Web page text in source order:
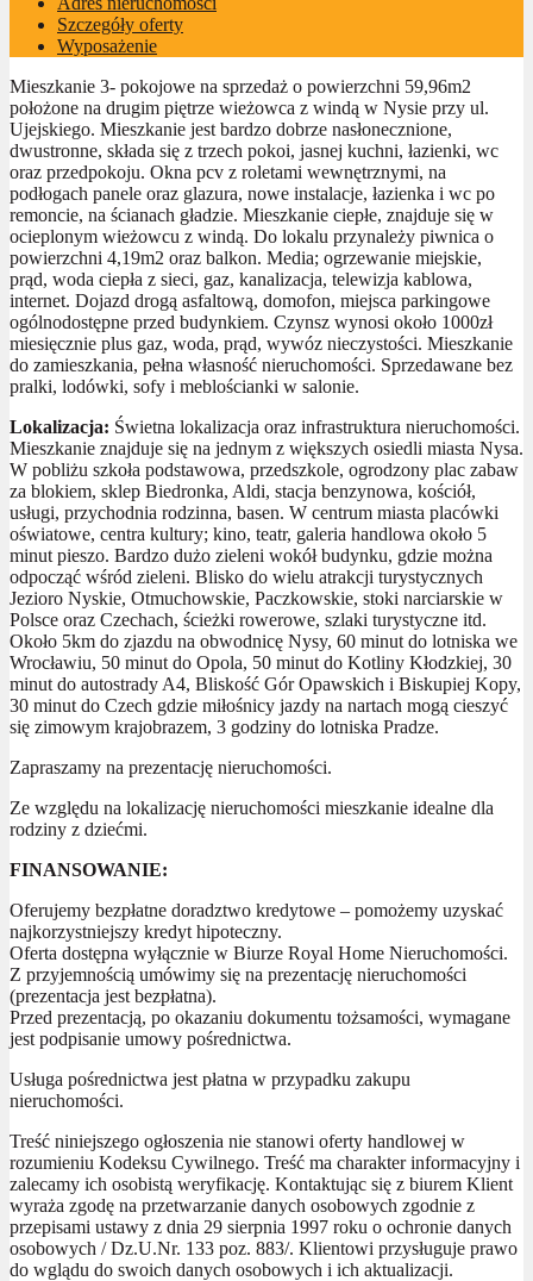
Szczegóły oferty
Wyposażenie
Mieszkanie 3- pokojowe na sprzedaż o powierzchni 59,96m2
położone na drugim piętrze wieżowca z windą w Nysie przy ul.
Ujejskiego. Mieszkanie jest bardzo dobrze nasłonecznione,
dwustronne, składa się z trzech pokoi, jasnej kuchni, łazienki, wc
oraz przedpokoju. Okna pcv z roletami wewnętrznymi, na
podłogach panele oraz glazura, nowe instalacje, łazienka i wc po
remoncie, na ścianach gładzie. Mieszkanie ciepłe, znajduje się w
ocieplonym wieżowcu z windą. Do lokalu przynależy piwnica o
powierzchni 4,19m2 oraz balkon. Media; ogrzewanie miejskie,
prąd, woda ciepła z sieci, gaz, kanalizacja, telewizja kablowa,
internet. Dojazd drogą asfaltową, domofon, miejsca parkingowe
ogólnodostępne przed budynkiem. Czynsz wynosi około 1000zł
miesięcznie plus gaz, woda, prąd, wywóz nieczystości. Mieszkanie
do zamieszkania, pełna własność nieruchomości. Sprzedawane bez
pralki, lodówki, sofy i meblościanki w salonie.
Lokalizacja: Świetna lokalizacja oraz infrastruktura nieruchomości.
Mieszkanie znajduje się na jednym z większych osiedli miasta Nysa.
W pobliżu szkoła podstawowa, przedszkole, ogrodzony plac zabaw
za blokiem, sklep Biedronka, Aldi, stacja benzynowa, kościół,
usługi, przychodnia rodzinna, basen. W centrum miasta placówki
oświatowe, centra kultury; kino, teatr, galeria handlowa około 5
minut pieszo. Bardzo dużo zieleni wokół budynku, gdzie można
odpocząć wśród zieleni. Blisko do wielu atrakcji turystycznych
Jezioro Nyskie, Otmuchowskie, Paczkowskie, stoki narciarskie w
Polsce oraz Czechach, ścieżki rowerowe, szlaki turystyczne itd.
Około 5km do zjazdu na obwodnicę Nysy, 60 minut do lotniska we
Wrocławiu, 50 minut do Opola, 50 minut do Kotliny Kłodzkiej, 30
minut do autostrady A4, Bliskość Gór Opawskich i Biskupiej Kopy,
30 minut do Czech gdzie miłośnicy jazdy na nartach mogą cieszyć
się zimowym krajobrazem, 3 godziny do lotniska Pradze.
Zapraszamy na prezentację nieruchomości.
Ze względu na lokalizację nieruchomości mieszkanie idealne dla
rodziny z dziećmi.
FINANSOWANIE:
Oferujemy bezpłatne doradztwo kredytowe – pomożemy uzyskać
najkorzystniejszy kredyt hipoteczny.
Oferta dostępna wyłącznie w Biurze Royal Home Nieruchomości.
Z przyjemnością umówimy się na prezentację nieruchomości
(prezentacja jest bezpłatna).
Przed prezentacją, po okazaniu dokumentu tożsamości, wymagane
jest podpisanie umowy pośrednictwa.
Usługa pośrednictwa jest płatna w przypadku zakupu
nieruchomości.
Treść niniejszego ogłoszenia nie stanowi oferty handlowej w
rozumieniu Kodeksu Cywilnego. Treść ma charakter informacyjny i
zalecamy ich osobistą weryfikację. Kontaktując się z biurem Klient
wyraża zgodę na przetwarzanie danych osobowych zgodnie z
przepisami ustawy z dnia 29 sierpnia 1997 roku o ochronie danych
osobowych / Dz.U.Nr. 133 poz. 883/. Klientowi przysługuje prawo
do wglądu do swoich danych osobowych i ich aktualizacji.